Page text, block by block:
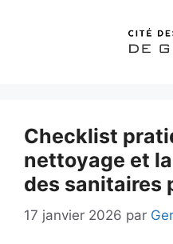
Checklist
nettoyage et
des sanitaires
17 janvier 2026 par